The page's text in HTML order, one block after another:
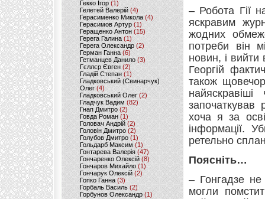
Гекко Ігор(1)
Гелетей Валерій (4)
Герасименко Микола (4)
Герасимов Артур (1)
Геращенко Антон(15)
Герега Галина (1)
Герега Олександр (2)
Герман Ганна (6)
Гетманцев Данило (3)
Гєллєр Євген (2)
Гладій Степан(1)
Гладковський (Свинарчук)
Олег (4)
Гладковський Олег (2)
Гладчук Вадим (82)
Гнап Дмитро (2)
Говда Роман(1)
Головач Андрій (2)
Головін Дмитро (2)
Голубов Дмитро (1)
Гольдарб Максим(1)
Гонтарева Валерія (47)
Гончаренко Олексій(8)
Гончаров Михайло (1)
Гончарук Олексій (2)
Гопко Ганна (3)
Горбаль Василь (2)
Горбунов Олександр (1)
– Робота Гії
яскравим
жодних
потреби він
новин, і вийти
Георгій
також
започаткував
хоча я за
інформації.
ретельно
Поясніть…
– Гонгадзе
могли